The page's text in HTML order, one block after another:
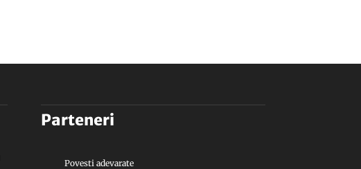
Parteneri
Povesti adevarate